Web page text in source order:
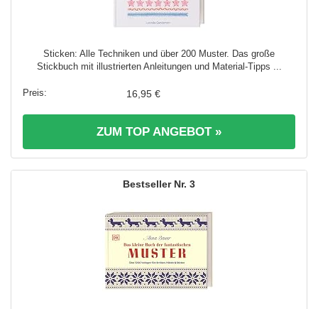
Sticken: Alle Techniken und über 200 Muster. Das große
Stickbuch mit illustrierten Anleitungen und Material-Tipps ...
16,95 €
ZUM TOP ANGEBOT »
3